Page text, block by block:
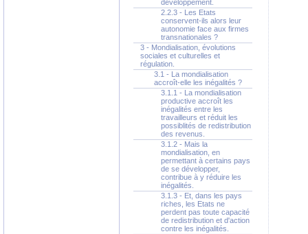
développement.
2.2.3 - Les Etats
conservent-ils alors leur
autonomie face aux firmes
transnationales ?
3 - Mondialisation, évolutions
sociales et culturelles et
régulation.
3.1 - La mondialisation
accroît-elle les inégalités ?
3.1.1 - La mondialisation
productive accroît les
inégalités entre les
travailleurs et réduit les
possiblités de redistribution
des revenus.
3.1.2 - Mais la
mondialisation, en
permettant à certains pays
de se développer,
contribue à y réduire les
inégalités.
3.1.3 - Et, dans les pays
riches, les Etats ne
perdent pas toute capacité
de redistribution et d'action
contre les inégalités.